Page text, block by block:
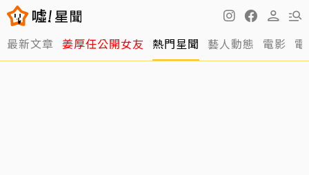
最新文章 姜厚任公開女友 熱門星聞 藝人動態 電影